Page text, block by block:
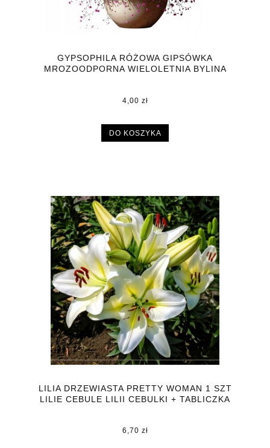
GYPSOPHILA RÓŻOWA GIPSÓWKA
MROZOODPORNA WIELOLETNIA BYLINA
4,00 zł
DO KOSZYKA
LILIA DRZEWIASTA PRETTY WOMAN 1 SZT
LILIE CEBULE LILII CEBULKI + TABLICZKA
6,70 zł